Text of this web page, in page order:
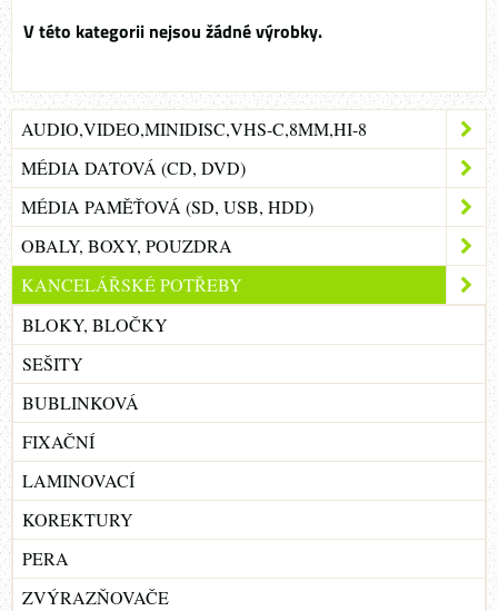
AUDIO,VIDEO,MINIDISC,VHS-C,8MM,HI-8
MÉDIA DATOVÁ (CD, DVD)
MÉDIA PAMĚŤOVÁ (SD, USB, HDD)
OBALY, BOXY, POUZDRA
KANCELÁŘSKÉ POTŘEBY
BLOKY, BLOČKY
SEŠITY
BUBLINKOVÁ
FIXAČNÍ
LAMINOVACÍ
KOREKTURY
PERA
ZVÝRAZŇOVAČE